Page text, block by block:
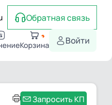
Обратная связь
Корзина Войти
Запросить КП